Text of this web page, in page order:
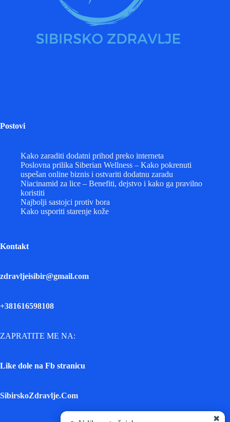
Postovi
Kako zaraditi dodatni prihod preko interneta
Poslovna prilika Siberian Wellness – Kako pokrenuti
uspešan online biznis i ostvariti dodatnu zaradu
Niacinamid za lice – Benefiti, dejstvo i kako ga pravilno
koristiti
Najbolji sastojci protiv bora
Kako usporiti starenje kože
Kontakt
zdravljeisibir@gmail.com
+381616598108
ZAPRATITE ME NA:
Like dole na Fb stranicu
SibirskoZdravlje.Com
✖